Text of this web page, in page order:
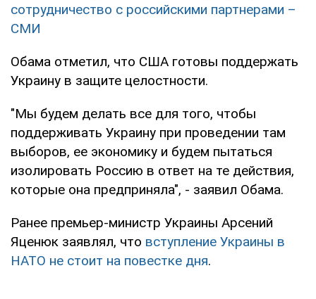
сотрудничество с российскими партнерами –
СМИ
Обама отметил, что США готовы поддержать
Украину в защите целостности.
"Мы будем делать все для того, чтобы
поддерживать Украину при проведении там
выборов, ее экономику и будем пытаться
изолировать Россию в ответ на те действия,
которые она предприняла", - заявил Обама.
Ранее премьер-министр Украины Арсений
Яценюк заявлял, что вступление Украины в
НАТО не стоит на повестке дня.